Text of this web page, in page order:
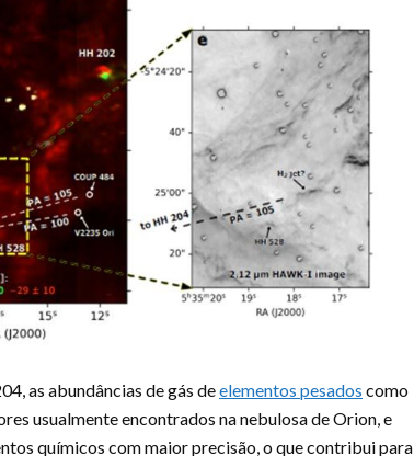
as abundâncias de gás deelementos pesados como
usualmente encontrados na nebulosa de Orion, e
químicos com maior precisão, o que contribui para